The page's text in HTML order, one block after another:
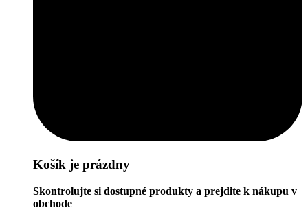
Košík je prázdny
Skontrolujte si dostupné produkty a prejdite k nákupu v
obchode